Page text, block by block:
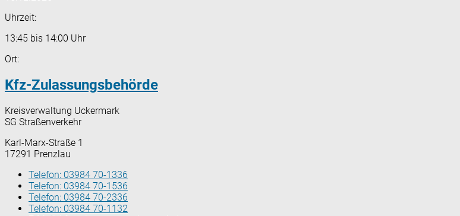
Uhrzeit:
13:45 bis 14:00 Uhr
Ort:
Kfz-Zulassungsbehörde
Kreisverwaltung Uckermark
SG Straßenverkehr
Karl-Marx-Straße 1
17291 Prenzlau
Telefon: 03984 70-1336
Telefon: 03984 70-1536
Telefon: 03984 70-2336
Telefon: 03984 70-1132